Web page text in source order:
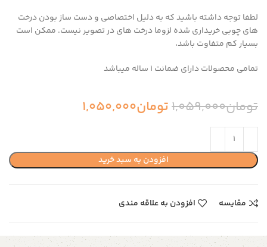
لطفا توجه داشته باشید که به دلیل اختصاصی و دست ساز بودن درخت
های چوبی خریداری شده لزوما درخت های در تصویر نیست. ممکن است
بسیار کم متفاوت باشد،
تمامی محصولات دارای ضمانت ۱ ساله میباشد
تومان1,059,000تومان1,050,000
افزودن به سبد خرید
مقایسه افزودن به علاقه مندی